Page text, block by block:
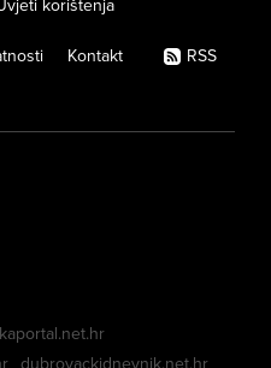
Kontakt RSS
kaportal.net.hr
dubrovackidnevnik.net.hr